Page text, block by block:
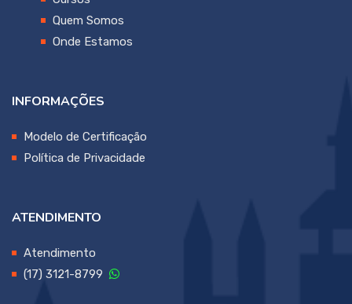
Quem Somos
Onde Estamos
INFORMAÇÕES
Modelo de Certificação
Política de Privacidade
ATENDIMENTO
Atendimento
(17) 3121-8799